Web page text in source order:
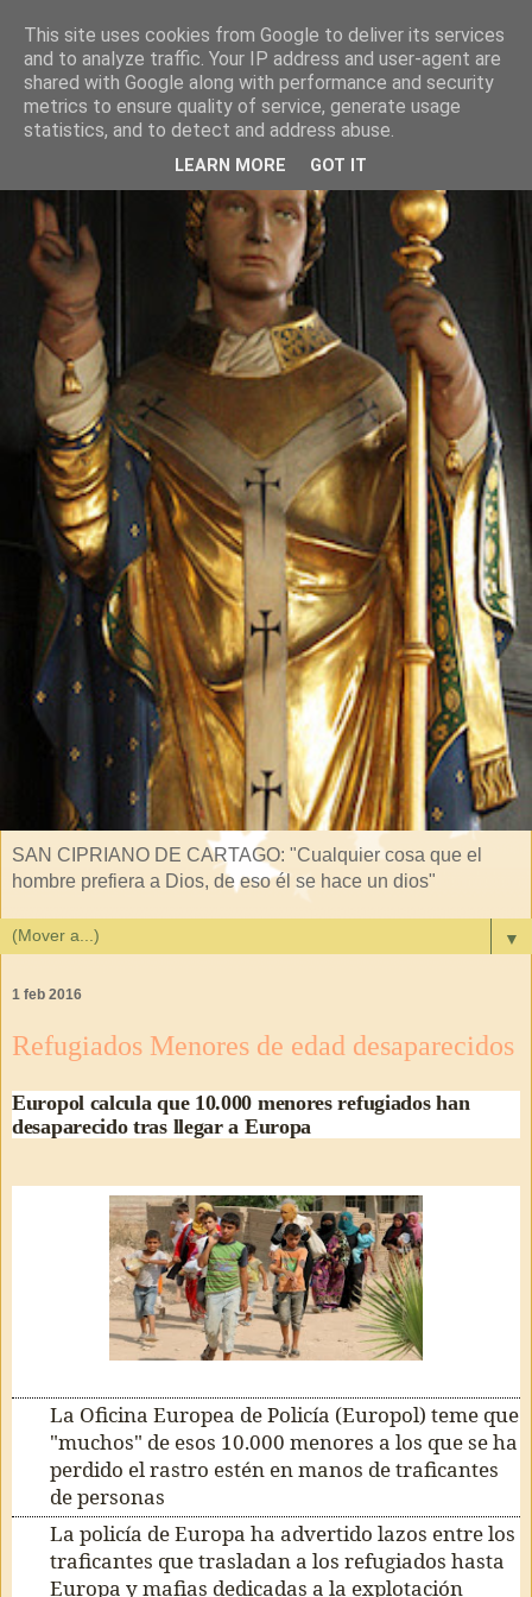
SAN CIPRIANO DE CARTAGO: "Cualquier cosa que el
hombre prefiera a Dios, de eso él se hace un dios"
▼
1 feb 2016
Refugiados Menores de edad desaparecidos
Europol calcula que 10.000 menores refugiados han
desaparecido tras llegar a Europa
La Oficina Europea de Policía (Europol) teme que
"muchos" de esos 10.000 menores a los que se ha
perdido el rastro estén en manos de traficantes
de personas
La policía de Europa ha advertido lazos entre los
traficantes que trasladan a los refugiados hasta
Europa y mafias dedicadas a la explotación
This site uses cookies from Google to deliver its services
and to analyze traffic. Your IP address and user-agent are
shared with Google along with performance and security
metrics to ensure quality of service, generate usage
statistics, and to detect and address abuse.
LEARN MORE GOT IT